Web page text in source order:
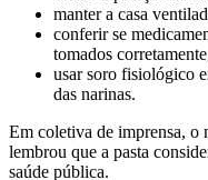
manter a casa
conferir se
tomados
usar soro fisiológico
das narinas.
Em coletiva de imprensa, o
lembrou que a pasta
saúde pública.